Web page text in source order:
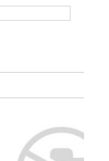
93KW
1992 -
1992 -
1996
110KW